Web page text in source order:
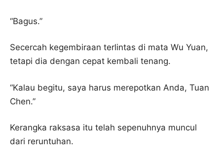
“Bagus.”
Secercah kegembiraan terlintas di mata Wu Yuan,
tetapi dia dengan cepat kembali tenang.
“Kalau begitu, saya harus merepotkan Anda, Tuan
Chen.”
Kerangka raksasa itu telah sepenuhnya muncul
dari reruntuhan.